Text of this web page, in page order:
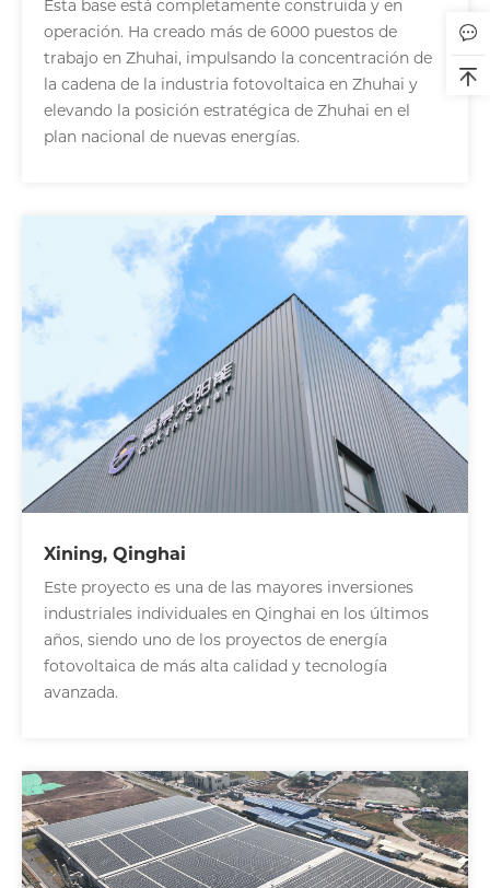
Esta base está completamente construida y en
operación. Ha creado más de 6000 puestos de
trabajo en Zhuhai, impulsando la concentración de
la cadena de la industria fotovoltaica en Zhuhai y
elevando la posición estratégica de Zhuhai en el
plan nacional de nuevas energías.
Xining, Qinghai
Este proyecto es una de las mayores inversiones
industriales individuales en Qinghai en los últimos
años, siendo uno de los proyectos de energía
fotovoltaica de más alta calidad y tecnología
avanzada.